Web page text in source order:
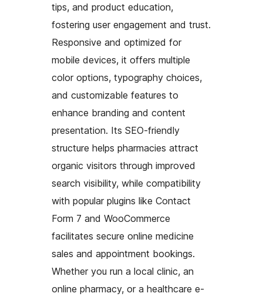
tips, and product education,
fostering user engagement and trust.
Responsive and optimized for
mobile devices, it offers multiple
color options, typography choices,
and customizable features to
enhance branding and content
presentation. Its SEO-friendly
structure helps pharmacies attract
organic visitors through improved
search visibility, while compatibility
with popular plugins like Contact
Form 7 and WooCommerce
facilitates secure online medicine
sales and appointment bookings.
Whether you run a local clinic, an
online pharmacy, or a healthcare e-